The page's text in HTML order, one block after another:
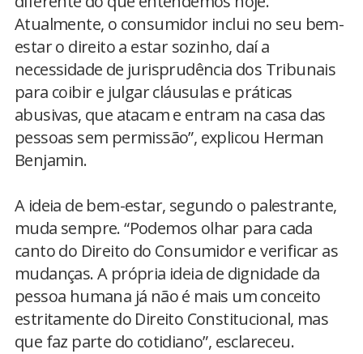
Atualmente, o consumidor inclui no seu bem-
estar o direito a estar sozinho, daí a
necessidade de jurisprudência dos Tribunais
para coibir e julgar cláusulas e práticas
abusivas, que atacam e entram na casa das
pessoas sem permissão”, explicou Herman
Benjamin.
A ideia de bem-estar, segundo o palestrante,
muda sempre. “Podemos olhar para cada
canto do Direito do Consumidor e verificar as
mudanças. A própria ideia de dignidade da
pessoa humana já não é mais um conceito
estritamente do Direito Constitucional, mas
que faz parte do cotidiano”, esclareceu.